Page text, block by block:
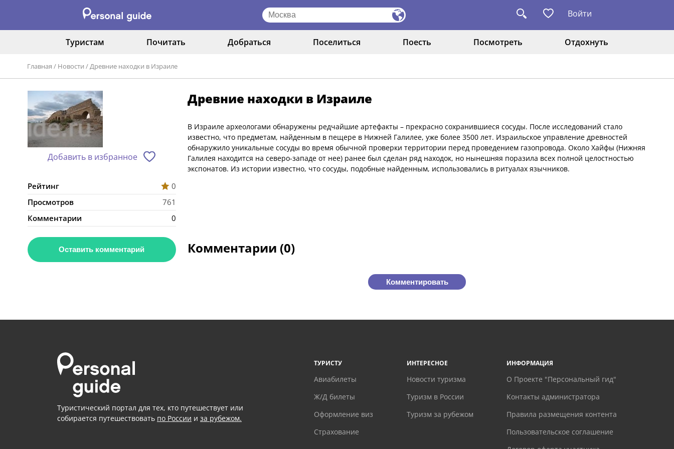
Войти
Туристам Почитать Добраться Поселиться Поесть Посмотреть Отдохнуть
Главная / Новости /Древние находки в Израиле
Добавить в избранное
Рейтинг
0
Просмотров
761
Комментарии
0
Оставить комментарий
Древние находки в Израиле
В Израиле археологами обнаружены редчайшие артефакты – прекрасно сохранившиеся сосуды. После исследований стало
известно, что предметам, найденным в пещере в Нижней Галилее, уже более 3500 лет. Израильское управление древностей
обнаружило уникальные сосуды во время обычной проверки территории перед проведением газопровода. Около Хайфы (Нижняя
Галилея находится на северо-западе от нее) ранее был сделан ряд находок, но нынешняя поразила всех полной целостностью
экспонатов. Из истории известно, что сосуды, подобные найденным, использовались в ритуалах язычников.
Комментарии (0)
Комментировать
Туристический портал для тех, кто путешествует или
собирается путешествовать по России и за рубежом.
ТУРИСТУ
Авиабилеты
Ж/Д билеты
Оформление виз
Страхование
ИНТЕРЕСНОЕ
Новости туризма
Туризм в России
Туризм за рубежом
ИНФОРМАЦИЯ
О Проекте "Персональный гид"
Контакты администратора
Правила размещения контента
Пользовательское соглашение